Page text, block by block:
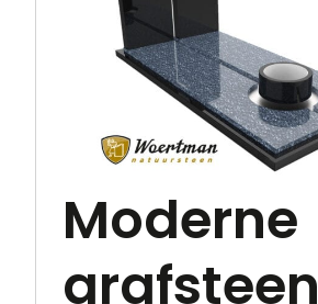
Moderne
grafsteen